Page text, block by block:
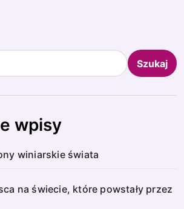
Szukaj
wpisy
winiarskie świata
na świecie, które powstały przez